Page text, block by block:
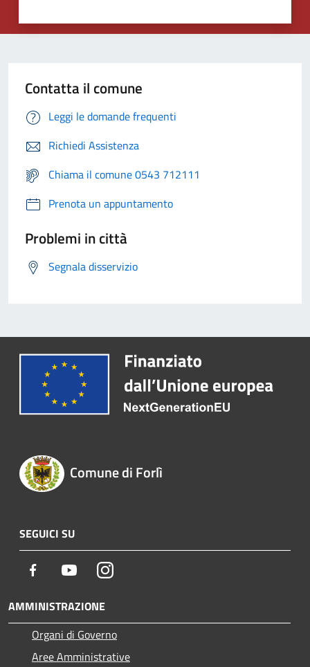
Contatta il comune
Leggi le domande frequenti
Richiedi Assistenza
Chiama il comune 0543 712111
Prenota un appuntamento
Problemi in città
Segnala disservizio
Comune di Forlì
SEGUICI SU
Facebook YoutubeInstagram
AMMINISTRAZIONE
Organi di Governo
Aree Amministrative